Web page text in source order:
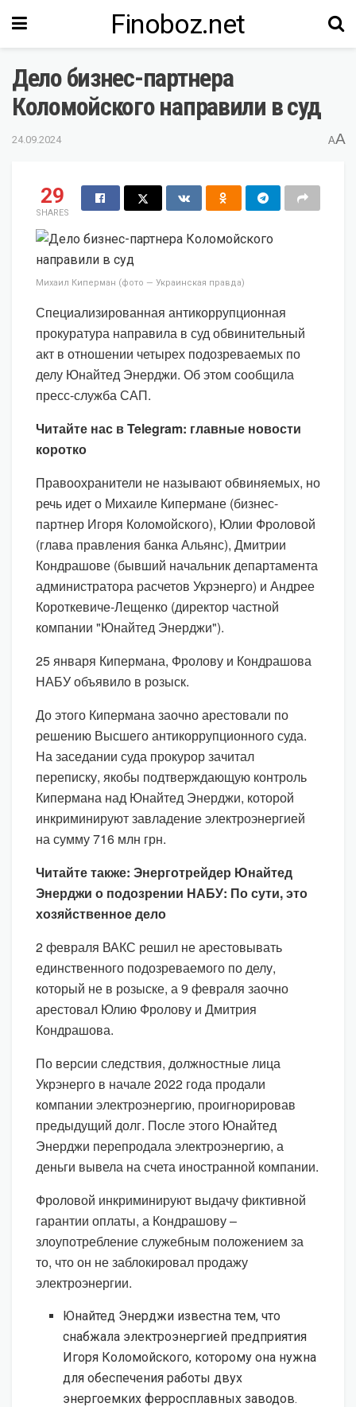
Finoboz.net
Дело бизнес-партнера
Коломойского направили в суд
24.09.2024 AA
29
SHARES
Михаил Киперман (фото — Украинская правда)
Специализированная антикоррупционная
прокуратура направила в суд обвинительный
акт в отношении четырех подозреваемых по
делу Юнайтед Энерджи. Об этом сообщила
пресс-служба САП.
Читайте нас в Telegram: главные новости
коротко
Правоохранители не называют обвиняемых, но
речь идет о Михаиле Кипермане (бизнес-
партнер Игоря Коломойского), Юлии Фроловой
(глава правления банка Альянс), Дмитрии
Кондрашове (бывший начальник департамента
администратора расчетов Укрэнерго) и Андрее
Короткевиче-Лещенко (директор частной
компании "Юнайтед Энерджи").
25 января Кипермана, Фролову и Кондрашова
НАБУ объявило в розыск.
До этого Кипермана заочно арестовали по
решению Высшего антикоррупционного суда.
На заседании суда прокурор зачитал
переписку, якобы подтверждающую контроль
Кипермана над Юнайтед Энерджи, которой
инкриминируют завладение электроэнергией
на сумму 716 млн грн.
Читайте также: Энерготрейдер Юнайтед
Энерджи о подозрении НАБУ: По сути, это
хозяйственное дело
2 февраля ВАКС решил не арестовывать
единственного подозреваемого по делу,
который не в розыске, а 9 февраля заочно
арестовал Юлию Фролову и Дмитрия
Кондрашова.
По версии следствия, должностные лица
Укрэнерго в начале 2022 года продали
компании электроэнергию, проигнорировав
предыдущий долг. После этого Юнайтед
Энерджи перепродала электроэнергию, а
деньги вывела на счета иностранной компании.
Фроловой инкриминируют выдачу фиктивной
гарантии оплаты, а Кондрашову –
злоупотребление служебным положением за
то, что он не заблокировал продажу
электроэнергии.
Юнайтед Энерджи известна тем, что
снабжала электроэнергией предприятия
Игоря Коломойского, которому она нужна
для обеспечения работы двух
энергоемких ферросплавных заводов.